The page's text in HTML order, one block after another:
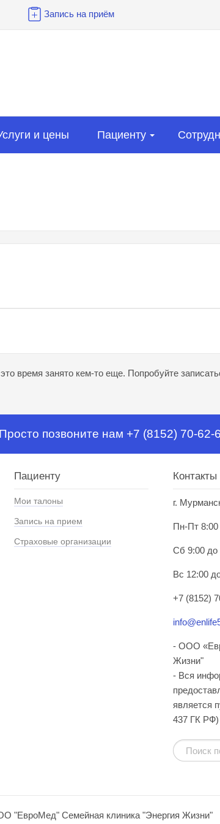
Запись на приём
и цены Пациенту
время занято кем-то еще. Попробуйте
позвоните нам +7 (8152) 70-62-
Пациенту
Мои талоны
Запись на прием
Страховые организации
Контакты
г.
Пн-Пт 8:00
Сб 9:00 до
Вс 12:00
+7 (8152)
- ООО
Жизни"
- Вся
является
437 ГК РФ)
"ЕвроМед" Семейная клиника "Энергия Жизни"